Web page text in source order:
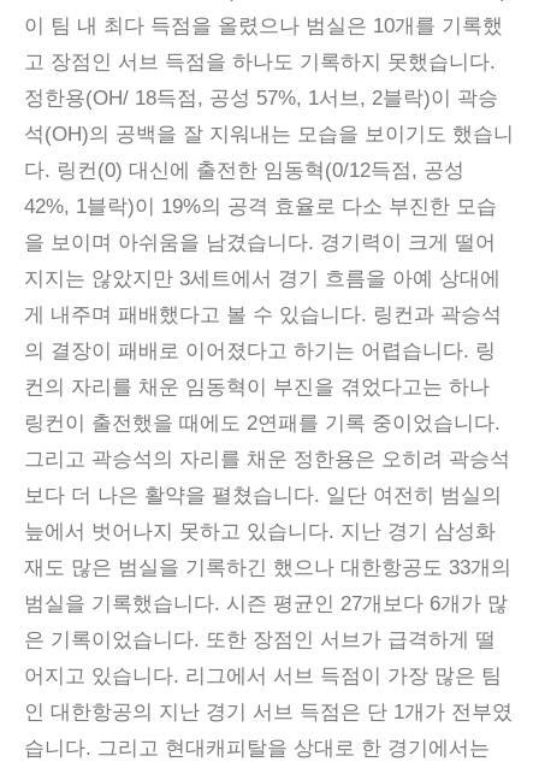
이 팀 내 최다 득점을 올렸으나 범실은 10개를 기록했
고 장점인 서브 득점을 하나도 기록하지 못했습니다.
정한용(OH/ 18득점, 공성 57%, 1서브, 2블락)이 곽승
석(OH)의 공백을 잘 지워내는 모습을 보이기도 했습니
다. 링컨(0) 대신에 출전한 임동혁(0/12득점, 공성
42%, 1블락)이 19%의 공격 효율로 다소 부진한 모습
을 보이며 아쉬움을 남겼습니다. 경기력이 크게 떨어
지지는 않았지만 3세트에서 경기 흐름을 아예 상대에
게 내주며 패배했다고 볼 수 있습니다. 링컨과 곽승석
의 결장이 패배로 이어졌다고 하기는 어렵습니다. 링
컨의 자리를 채운 임동혁이 부진을 겪었다고는 하나
링컨이 출전했을 때에도 2연패를 기록 중이었습니다.
그리고 곽승석의 자리를 채운 정한용은 오히려 곽승석
보다 더 나은 활약을 펼쳤습니다. 일단 여전히 범실의
늪에서 벗어나지 못하고 있습니다. 지난 경기 삼성화
재도 많은 범실을 기록하긴 했으나 대한항공도 33개의
범실을 기록했습니다. 시즌 평균인 27개보다 6개가 많
은 기록이었습니다. 또한 장점인 서브가 급격하게 떨
어지고 있습니다. 리그에서 서브 득점이 가장 많은 팀
인 대한항공의 지난 경기 서브 득점은 단 1개가 전부였
습니다. 그리고 현대캐피탈을 상대로 한 경기에서는